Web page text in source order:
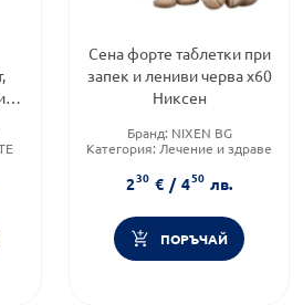
Сена форте таблетки при
запек и лениви черва х60
Никсен
Бранд: NIXEN BG
Категория: Лечение и здраве
230 € / 450 лв.
ПОРЪЧАЙ